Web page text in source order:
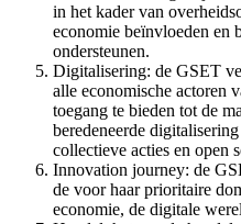
in het kader van
economie beïnvloeden en
ondersteunen.
Digitalisering: de GSET
alle economische actoren
toegang te bieden tot de
beredeneerde
collectieve acties en open
Innovation journey: de
de voor haar prioritaire
economie, de digitale